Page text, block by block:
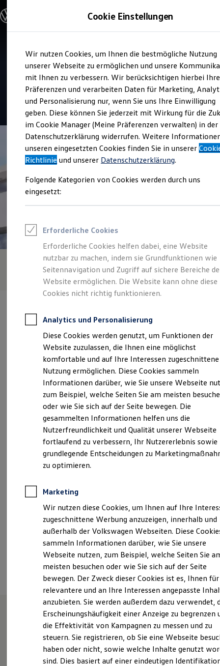
Hauptinhalt
springen
Footer
springen
Modelle & Konfigurator
Nutzfahrzeugkategorien entdecken
Modelle konfigurieren
Vorgängermodelle und Oldtimer
Vorgängermodelle
Oldtimer
Bulli Historie
Branchenlösungen & Gewerbekunden
Umbaulösungen und Hersteller finden
Auf- und Umbauten entdecken & konfigurieren
Groß- und Sonderkunden
Großkunden
Kommunen & Behörden
Journalisten
Sportvereine
Branchenlösungen
Gewerbliche Personenbeförderung
Service & mobile Werkstätten
Kühlfahrzeuge
ONE Business ID Vorteile
Fahrzeugsuche & Marktplatz
Fahrzeugsuche
Fahrzeuge online kaufen
Digitaler Marktplatz
Kauf & Finanzierung
Online-Fahrzeugbewertung
Aktionen & Angebote
Für Gewerbekunden
Profi Paket
TopDeal
Gebrauchtwagen
ProfiPartner für Gebrauchtwagen
Zertifizierte Gebrauchtwagen
Finanzierung
Für Privatkunden
Für Gewerbekunden
Leasing
Für Privatkunden
Für Gewerbekunden
Versicherungen & Garantien
Garantien
Kfz-Versicherung für Nutzfahrzeuge
Restschuldversicherung
Wartungsverträge
Besitzer & Service
Sommer-Special
Reparatur, Pflege & Inspektion
Servicetermin anfragen
Service-Vorteile bei Volkswagen Nutzfahrzeuge
Economy Service
Räder & Reifen Service
Ersatzfahrzeuge
Notdienst und Pannenhilfe
Software, Konnektivität & Apps
California App
VW Connect für Ihren ID. Buzz
VW Connect für Ihren Transporter/Caravelle
VW Connect für Ihren Amarok
VW Connect für andere Modelle
Connect Pro
Fleet Interface Data
Multistop Pathfinder
Übersicht Software Updates
Hilfreiches für Besitzer
Service
Schmidt und Hoffmann
Neumünster
4.1|15 Bewertungen
Verantwortlich für die Inhalte auf dieser Seite ist die Schmidt -
Hoffmann Neumünster GmbH - Co.KG ( Impressum & Rechtliches)
Altonaer Straße 111, 24539 Neumünster
info@vw-nms.de
+49 4321 94940
Montag-Freitag 07:00 -19:00 Uhr
Samstag
08:00-14:00 Uhr
Ansprechpartner
Termin vereinbaren
Unsere Leistungenim
Überblick
Cookie Einstellungen
Wir nutzen Cookies, um Ihnen die bestmögliche Nutzung
unserer Webseite zu ermöglichen und unsere
mit Ihnen zu verbessern. Wir berücksichtigen hierbei Ihre
Präferenzen und verarbeiten Daten für Marketing,
und Personalisierung nur, wenn Sie uns Ihre Einwilligung
geben. Diese können Sie jederzeit mit Wirkung für die
im Cookie Manager (Meine Präferenzen verwalten) in der
Datenschutzerklärung widerrufen. Weitere
unseren eingesetzten Cookies finden Sie in unserer
Richtlinie und unserer Datenschutzerklärung.
Folgende Kategorien von Cookies werden durch uns
eingesetzt:
Erforderliche Cookies
Erforderliche Cookies helfen dabei, eine Website
nutzbar zu machen, indem sie Grundfunktionen wie
Seitennavigation und Zugriff auf sichere Bereiche
Website ermöglichen. Die Website kann ohne diese
Cookies nicht richtig funktionieren.
Analytics und Personalisierung
Diese Cookies werden genutzt, um Funktionen der
Website zuzulassen, die Ihnen eine möglichst
komfortable und auf Ihre Interessen zugeschnittene
Nutzung ermöglichen. Diese Cookies sammeln
Informationen darüber, wie Sie unsere Webseite
zum Beispiel, welche Seiten Sie am meisten
oder wie Sie sich auf der Seite bewegen. Die
gesammelten Informationen helfen uns die
Nutzerfreundlichkeit und Qualität unserer Webseite
fortlaufend zu verbessern, Ihr Nutzererlebnis sowie
grundlegende Entscheidungen zu
zu optimieren.
Marketing
Wir nutzen diese Cookies, um Ihnen auf Ihre
zugeschnittene Werbung anzuzeigen, innerhalb und
außerhalb der Volkswagen Webseiten. Diese
sammeln Informationen darüber, wie Sie unsere
Webseite nutzen, zum Beispiel, welche Seiten Sie
meisten besuchen oder wie Sie sich auf der Seite
bewegen. Der Zweck dieser Cookies ist es, Ihnen für
relevantere und an Ihre Interessen angepasste
anzubieten. Sie werden außerdem dazu verwendet,
Erscheinungshäufigkeit einer Anzeige zu begrenzen
die Effektivität von Kampagnen zu messen und zu
steuern. Sie registrieren, ob Sie eine Webseite
haben oder nicht, sowie welche Inhalte genutzt
sind. Dies basiert auf einer eindeutigen